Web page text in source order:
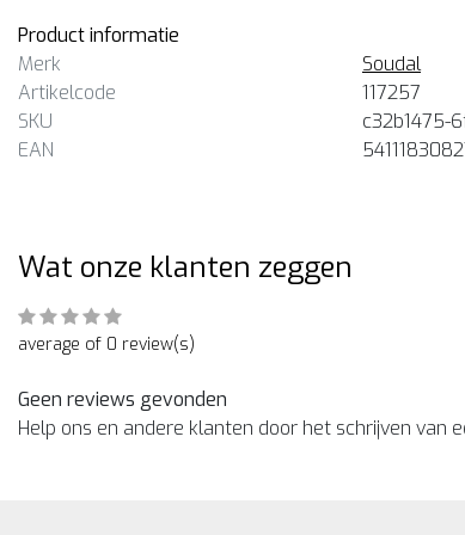
Product informatie
Merk
Soudal
Artikelcode
117257
SKU
c32b1475-
EAN
Wat onze klanten zeggen
average of 0 review(s)
Geen reviews gevonden
Help ons en andere klanten door het schrijven van